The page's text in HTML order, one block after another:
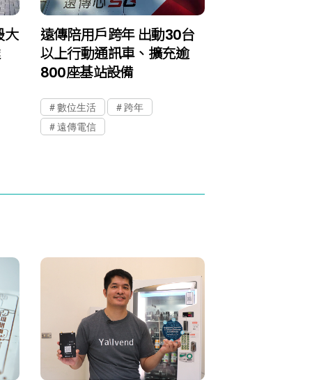
大
遠傳陪用戶跨年 出動30台
以上行動通訊車、擴充逾
800座基站設備
數位生活
跨年
遠傳電信